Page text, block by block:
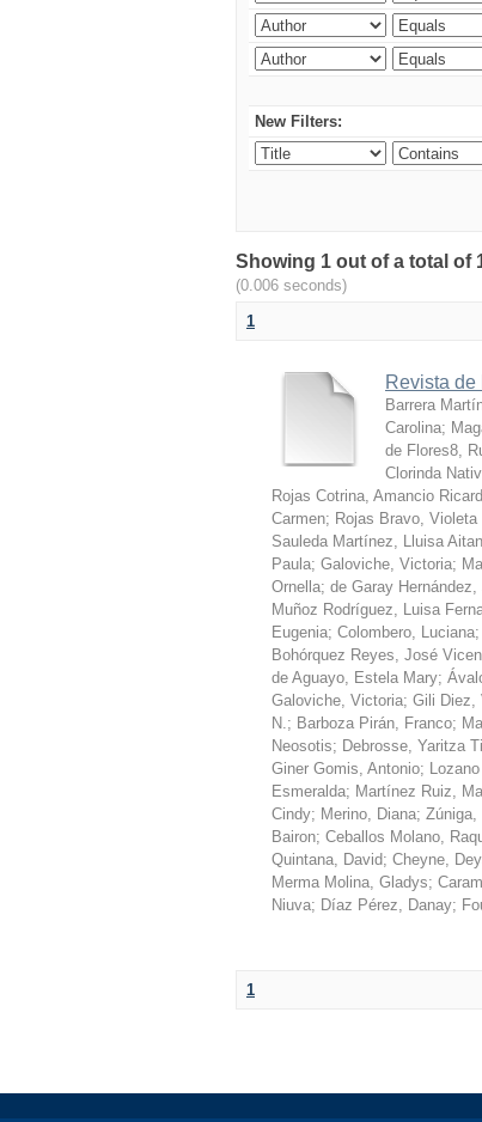
New Filters:
Showing 1 out of a total of
(0.006 seconds)
1
Revista
Barrera
Carolina;
de Flores8,
Clorinda
Rojas Cotrina, Amancio
Carmen; Rojas Bravo, Violeta
Sauleda Martínez, Lluisa
Paula; Galoviche, Victoria;
Ornella; de Garay Hernández,
Muñoz Rodríguez, Luisa
Eugenia; Colombero, Luciana;
Bohórquez Reyes, José
de Aguayo, Estela Mary;
Galoviche, Victoria; Gili Diez,
N.; Barboza Pirán, Franco;
Neosotis; Debrosse, Yaritza
Giner Gomis, Antonio;
Esmeralda; Martínez Ruiz,
Cindy; Merino, Diana; Zúniga,
Bairon; Ceballos Molano,
Quintana, David; Cheyne,
Merma Molina, Gladys;
Niuva; Díaz Pérez, Danay;
1